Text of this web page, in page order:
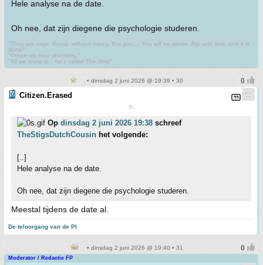
Hele analyse na de date.
Oh nee, dat zijn diegene die psychologie studeren.
"They are rage. Brutal, without mercy. But you.... You will be worse. Rip and tear, until it is
done!"
"Omae wa mou shindeiru."
"All we know is... he's called The Stig!"
• dinsdag 2 juni 2026 @ 19:39 • 30
Citizen.Erased
7\
Op dinsdag 2 juni 2026 19:38 schreef
TheStigsDutchCousin het volgende:
[..]
Hele analyse na de date.
Oh nee, dat zijn diegene die psychologie studeren.
Meestal tijdens de date al.
De teloorgang van de PI
• dinsdag 2 juni 2026 @ 19:40 • 31
Moderator / Redactie FP